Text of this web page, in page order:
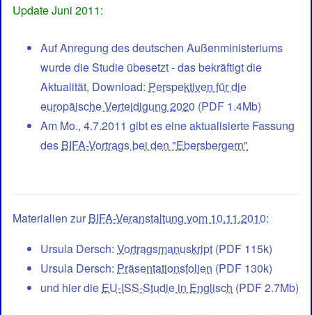
Update Juni 2011:
Auf Anregung des deutschen Außenministeriums
wurde die Studie übesetzt - das bekräftigt die
Aktualität, Download: Perspektiven für die
europäische Verteidigung 2020 (PDF 1.4Mb)
Am Mo., 4.7.2011 gibt es eine aktualisierte Fassung
des BIFA-Vortrags bei den "Ebersbergern"
Materialien zurBIFA-Veranstaltung vom 10.11.2010:
Ursula Dersch: Vortragsmanuskript (PDF 115k)
Ursula Dersch: Präsentationsfolien (PDF 130k)
und hier die EU-ISS-Studie in Englisch (PDF 2.7Mb)